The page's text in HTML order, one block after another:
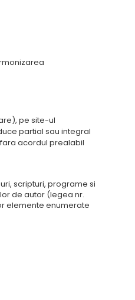
pe site-ul
partial sau integral
acordul prealabil
scripturi, programe si
de autor (legea nr.
elemente enumerate